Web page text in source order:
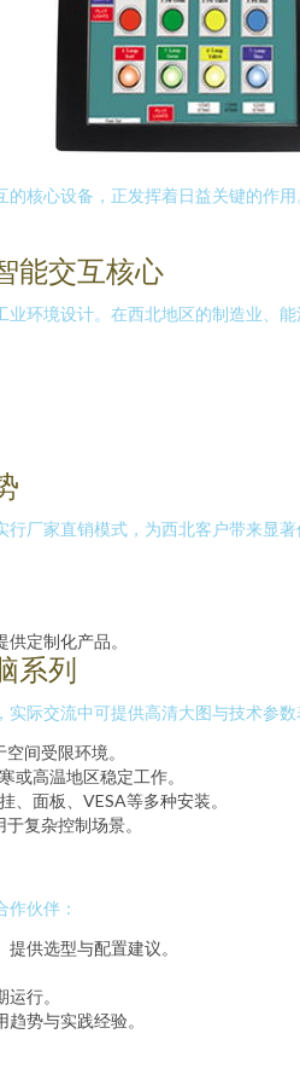
核心设备，正发挥着日益关键的作
能交互核心
环境设计。在西北地区的制造业、
厂家直销模式，为西北客户带来显著
定制化产品。
系列
际交流中可提供高清大图与技术参数
间受限环境。
高温地区稳定工作。
、面板、VESA等多种安装。
复杂控制场景。
伙伴：
供选型与配置建议。
行。
势与实践经验。